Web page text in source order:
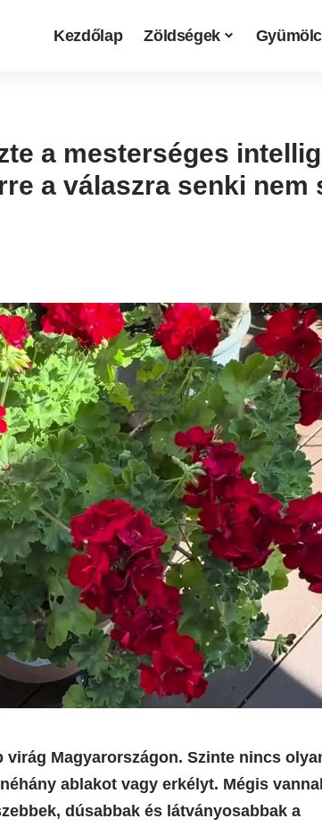
Kezdőlap Zöldségek
a mesterséges
a válaszra senki nem
Magyarországon. Szinte nincs
ablakot vagy erkélyt. Mégis
dúsabbak és látványosabbak a